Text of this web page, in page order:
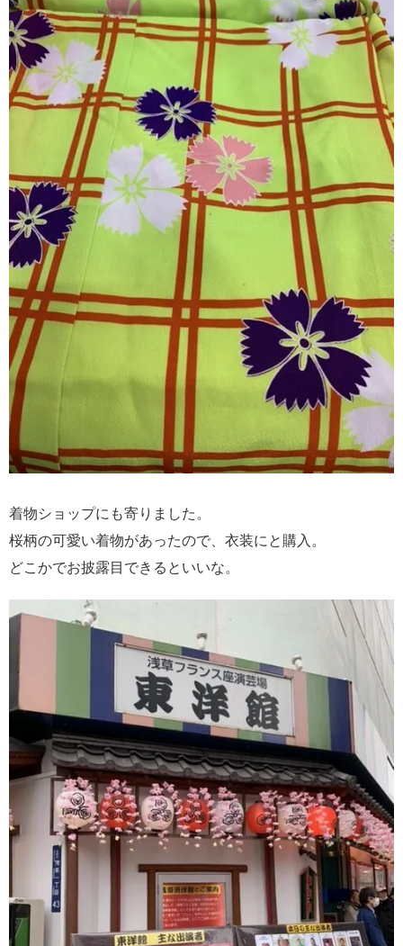
着物ショップにも寄りました。
桜柄の可愛い着物があったので、衣装にと購入。
どこかでお披露目できるといいな。